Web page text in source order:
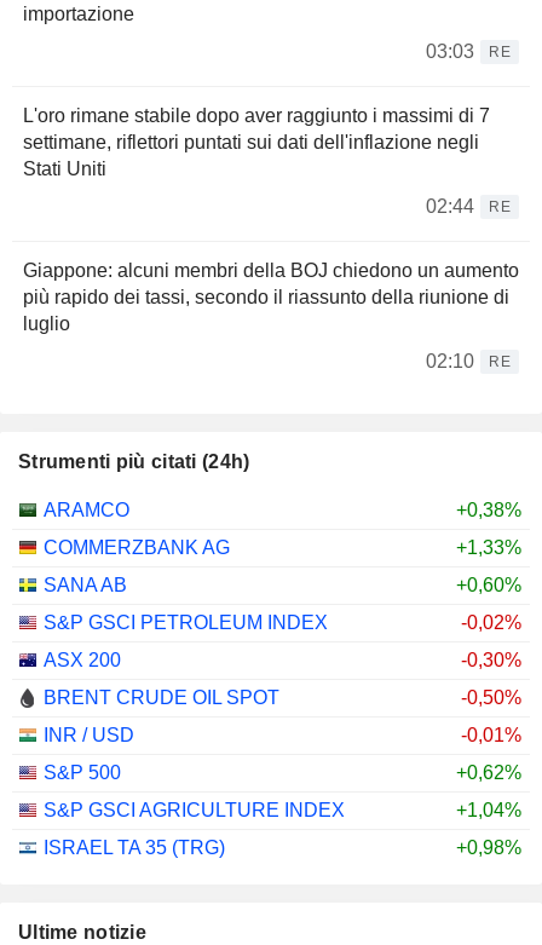
importazione
03:03
RE
L'oro rimane stabile dopo aver raggiunto i massimi di 7
settimane, riflettori puntati sui dati dell'inflazione negli
Stati Uniti
02:44
RE
Giappone: alcuni membri della BOJ chiedono un aumento
più rapido dei tassi, secondo il riassunto della riunione di
luglio
02:10
RE
Strumenti più citati (24h)
ARAMCO
+0,38%
COMMERZBANK AG
+1,33%
SANA AB
+0,60%
S&P GSCI PETROLEUM INDEX
-0,02%
ASX 200
-0,30%
BRENT CRUDE OIL SPOT
-0,50%
INR / USD
-0,01%
S&P 500
+0,62%
S&P GSCI AGRICULTURE INDEX
+1,04%
ISRAEL TA 35 (TRG)
+0,98%
Ultime notizie